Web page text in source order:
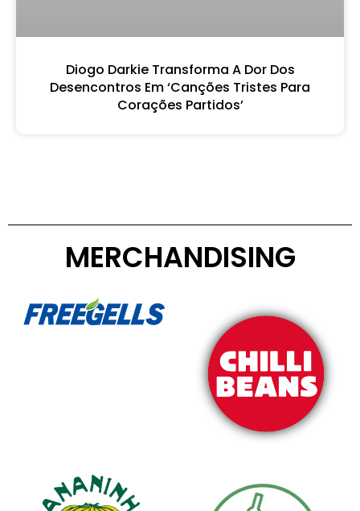
Diogo Darkie Transforma A Dor Dos
Desencontros Em ‘Canções Tristes Para
Corações Partidos’
MERCHANDISING